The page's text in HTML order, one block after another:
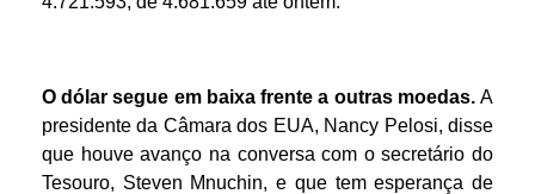
O dólarsegue em baixa frente a outras moedas.A
presidente da Câmara dos EUA, Nancy Pelosi, disse
que houve avanço na conversa com o secretário do
Tesouro, Steven Mnuchin, e que tem esperança de